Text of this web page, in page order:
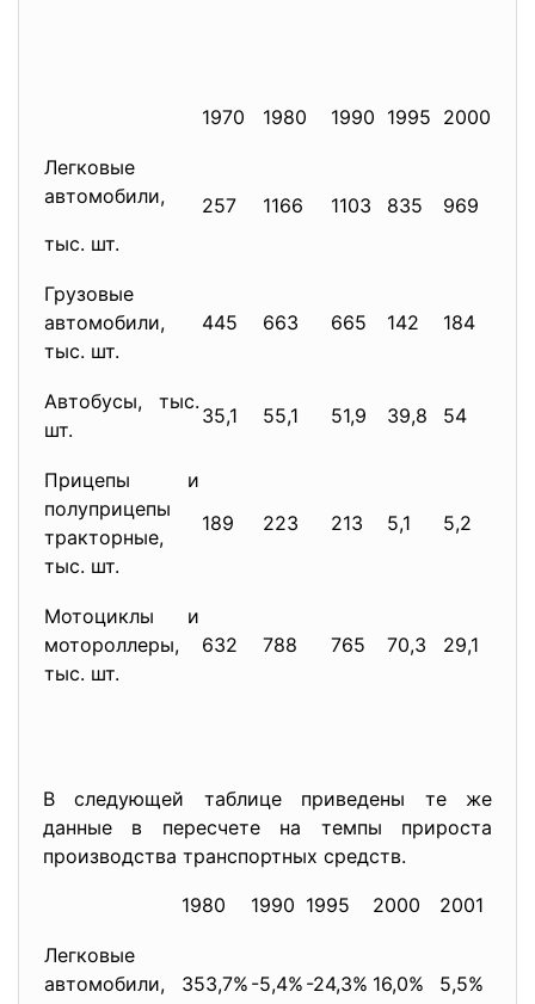
1970 1980 1990 1995 2000
Легковые
автомобили,
тыс. шт.
257 1166 1103 835 969
Грузовые
автомобили,
тыс. шт.
445 663 665 142 184
Автобусы, тыс.
шт.
35,1 55,1 51,9 39,8 54
Прицепы и
полуприцепы
тракторные,
тыс. шт.
189 223 213 5,1 5,2
Мотоциклы и
мотороллеры,
тыс. шт.
632 788 765 70,3 29,1
В следующей таблице приведены те же
данные в пересчете на темпы прироста
производства транспортных средств.
1980 1990 1995 2000 2001
Легковые
автомобили,
353,7% -5,4% -24,3% 16,0% 5,5%